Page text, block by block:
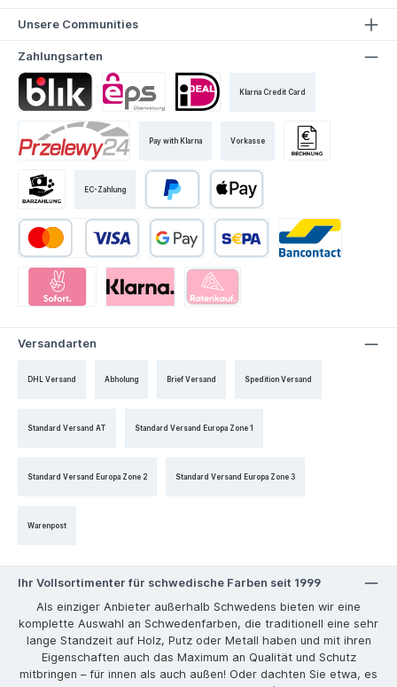
Unsere Communities
Zahlungsarten
Klarna Credit Card
Pay with Klarna Vorkasse
EC-Zahlung
Versandarten
DHL Versand Abholung Brief Versand Spedition Versand
Standard Versand AT Standard Versand Europa Zone 1
Standard Versand Europa Zone 2 Standard Versand Europa Zone 3
Warenpost
Ihr Vollsortimenter für schwedische Farben seit 1999
Als einziger Anbieter außerhalb Schwedens bieten wir eine
komplette Auswahl an Schwedenfarben, die traditionell eine sehr
lange Standzeit auf Holz, Putz oder Metall haben und mit ihren
Eigenschaften auch das Maximum an Qualität und Schutz
mitbringen – für innen als auch außen! Oder dachten Sie etwa, es